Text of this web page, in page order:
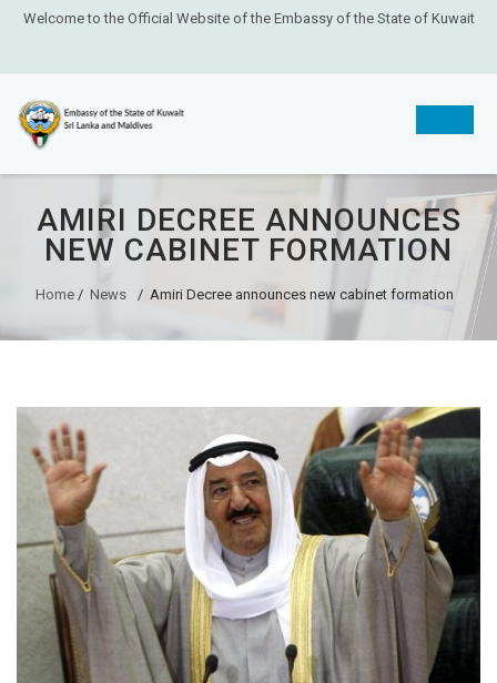
Welcome to the Official Website of the Embassy of the State of Kuwait
content
AMIRI DECREE ANNOUNCES
NEW CABINET FORMATION
Home / News / Amiri Decree announces new cabinet formation